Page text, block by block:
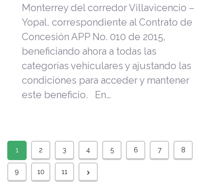
Monterrey del corredor Villavicencio –
Yopal, correspondiente al Contrato de
Concesión APP No. 010 de 2015,
beneficiando ahora a todas las
categorías vehiculares y ajustando las
condiciones para acceder y mantener
este beneficio. En…
1 2 3 4 5 6 7 8
9 10 11